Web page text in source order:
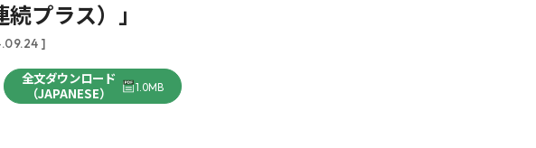
プラス）」
]
全文ダウンロード
（JAPANESE）
1.0MB